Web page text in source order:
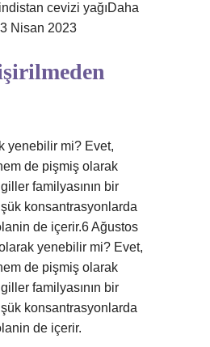
cevizi yağıDaha
Nisan 2023
yenebilir mi? Evet,
de pişmiş olarak
familyasının bir
konsantrasyonlarda
de içerir.6 Ağustos
yenebilir mi? Evet,
de pişmiş olarak
familyasının bir
konsantrasyonlarda
de içerir.